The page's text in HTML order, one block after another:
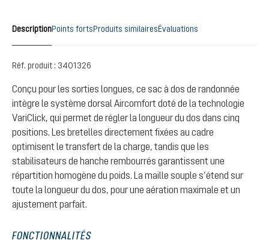
DescriptionPoints fortsProduits similairesÉvaluations
Réf. produit : 3401326
Conçu pour les sorties longues, ce sac à dos de randonnée
intègre le système dorsal Aircomfort doté de la technologie
VariClick, qui permet de régler la longueur du dos dans cinq
positions. Les bretelles directement fixées au cadre
optimisent le transfert de la charge, tandis que les
stabilisateurs de hanche rembourrés garantissent une
répartition homogène du poids. La maille souple s’étend sur
toute la longueur du dos, pour une aération maximale et un
ajustement parfait.
FONCTIONNALITÉS